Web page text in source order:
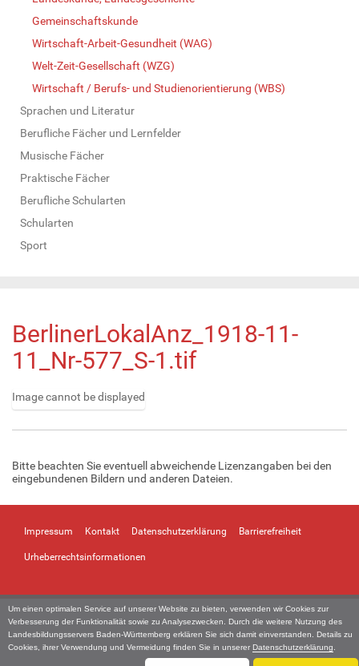
Um einen optimalen Service auf unserer Website zu bieten, verwenden wir Cookies zur
Verbesserung der Funktionalität sowie zu Analysezwecken. Durch die weitere Nutzung des
Landesbildungsservers Baden-Württemberg erklären Sie sich damit einverstanden. Details zu
Cookies, ihrer Verwendung und Vermeidung finden Sie in unserer Datenschutzerklärung
Gemeinschaftskunde
Wirtschaft-Arbeit-Gesundheit (WAG)
Welt-Zeit-Gesellschaft (WZG)
Wirtschaft / Berufs- und Studienorientierung (WBS)
Sprachen und Literatur
Berufliche Fächer und Lernfelder
Musische Fächer
Praktische Fächer
Berufliche Schularten
Schularten
Sport
BerlinerLokalAnz_1918-11-
11_Nr-577_S-1.tif
Image cannot be displayed
e
g
e
v
o
l
Bitte beachten Sie eventuell abweichende Lizenzangaben bei den
eingebundenen Bildern und anderen Dateien.
Impressum Kontakt Datenschutzerklärung Barrierefreiheit
Urheberrechtsinformationen